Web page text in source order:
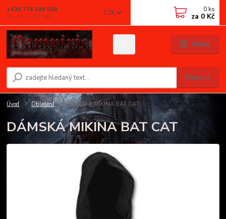
Menu
CZK
Hledat
+420 774 198 598
(Po-Pá, 9-16 hod.)
0 ks
za 0 Kč
Úvod Oblečení DÁMSKÁ MIKINA BAT CAT
DÁMSKÁ MIKINA BAT CAT